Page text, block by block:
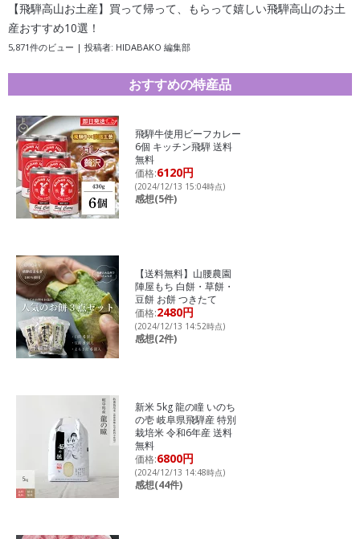
【飛騨高山お土産】買って帰って、もらって嬉しい飛騨高山のお土
産おすすめ10選！
5,871件のビュー | 投稿者: HIDABAKO 編集部
おすすめの特産品
飛騨牛使用ビーフカレー
6個 キッチン飛騨 送料
無料
価格:6120円
(2024/12/13 15:04時点)
感想(5件)
【送料無料】山腰農園
陣屋もち 白餅・草餅・
豆餅 お餅 つきたて
価格:2480円
(2024/12/13 14:52時点)
感想(2件)
新米 5kg 龍の瞳 いのち
の壱 岐阜県飛騨産 特別
栽培米 令和6年産 送料
無料
価格:6800円
(2024/12/13 14:48時点)
感想(44件)